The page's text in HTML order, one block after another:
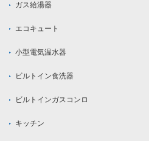
ガス給湯器
エコキュート
小型電気温水器
ビルトイン食洗器
ビルトインガスコンロ
キッチン